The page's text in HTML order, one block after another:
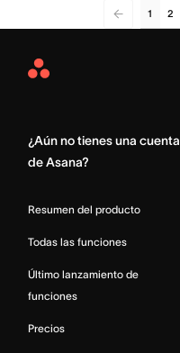
1 2
Asana
¿Aún no tienes una cuenta
de Asana?
Resumen del producto
Todas las funciones
Último lanzamiento de
funciones
Precios